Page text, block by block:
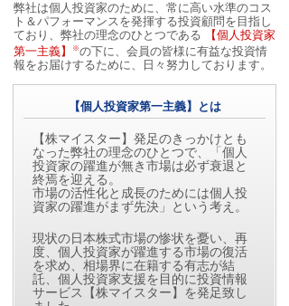
弊社は個人投資家のために、常に高い水準のコス
ト＆パフォーマンスを発揮する投資顧問を目指し
ており、弊社の理念のひとつである 【個人投資家
第一主義】
※の下に、会員の皆様に有益な投資情
報をお届けするために、日々努力しております。
【個人投資家第一主義】とは
【株マイスター】発足のきっかけとも
なった弊社の理念のひとつで、「個人
投資家の躍進が無き市場は必ず衰退と
終焉を迎える。
市場の活性化と成長のためには個人投
資家の躍進がまず先決」という考え。
現状の日本株式市場の惨状を憂い、再
度、個人投資家が躍進する市場の復活
を求め、相場界に在籍する有志が結
託、個人投資家支援を目的に投資情報
サービス【株マイスター】を発足致し